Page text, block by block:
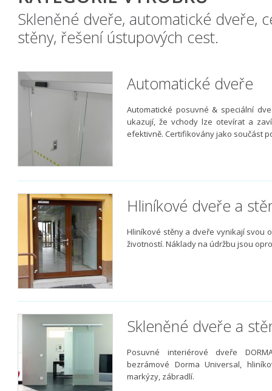
Skleněné dveře, automatické dveře,
stěny, řešení ústupových cest.
Automatické dveře
Automatické posuvné & speciální
ukazují, že vchody lze otevírat a
efektivně. Certifikovány jako součást
Hliníkové dveře a
Hliníkové stěny a dveře vynikají svou
životností. Náklady na údržbu jsou
Skleněné dveře a
Posuvné interiérové dveře
bezrámové Dorma Universal,
markýzy, zábradlí.